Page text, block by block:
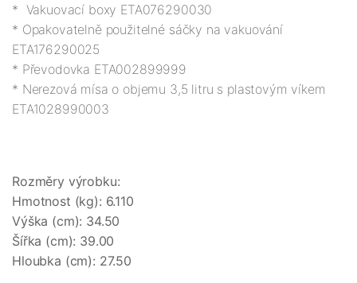
*  Vakuovací boxy ETA076290030
* Opakovatelně použitelné sáčky na vakuování
ETA176290025
* Převodovka ETA002899999
* Nerezová mísa o objemu 3,5 litru s plastovým víkem
ETA1028990003
Rozměry výrobku:
Hmotnost (kg): 6.110
Výška (cm): 34.50
Šířka (cm): 39.00
Hloubka (cm): 27.50